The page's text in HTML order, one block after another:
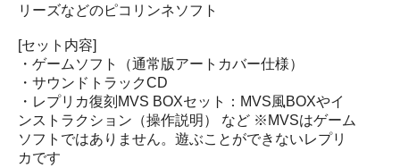
リーズなどのピコリンネソフト
[セット内容]
・ゲームソフト（通常版アートカバー仕様）
・サウンドトラックCD
・レプリカ復刻MVS BOXセット：MVS風BOXやイ
ンストラクション（操作説明） など ※MVSはゲーム
ソフトではありません。遊ぶことができないレプリ
カです